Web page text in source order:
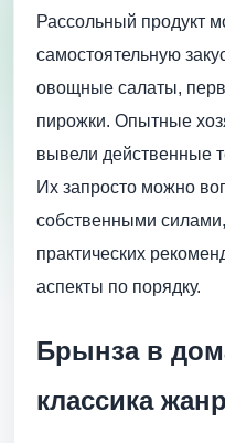
Рассольный продукт
самостоятельную
овощные салаты,
пирожки. Опытные
вывели действенные
Их запросто можно
собственными
практических
аспекты по порядку.
Брынза в
классика